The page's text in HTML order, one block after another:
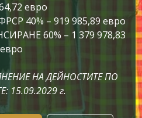
евро
40% – 919 985,89 евро
60% – 1 379 978,83
евро
НА ДЕЙНОСТИТЕ ПО
15.09.2029 г.